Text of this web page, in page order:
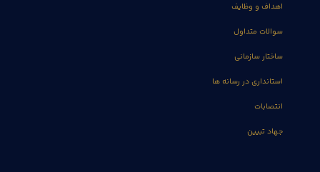
اهداف و وظایف
سوالات متداول
ساختار سازمانی
استانداری در رسانه ها
انتصابات
جهاد تبیین